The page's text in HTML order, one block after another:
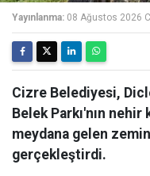
Yayınlanma: 08 Ağustos 2026
Cizre Belediyesi,
Belek Parkı'nın nehir
meydana gelen
gerçekleştirdi.